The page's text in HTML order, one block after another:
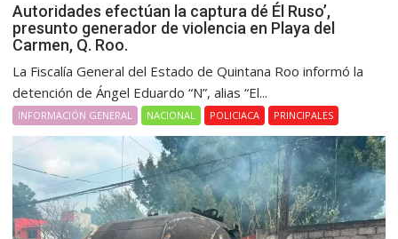
Autoridades efectúan la captura dé Él Ruso’,
presunto generador de violencia en Playa del
Carmen, Q. Roo.
La Fiscalía General del Estado de Quintana Roo informó la
detención de Ángel Eduardo “N”, alias “El...
INFORMACIÓN GENERAL NACIONAL POLICIACA PRINCIPALES